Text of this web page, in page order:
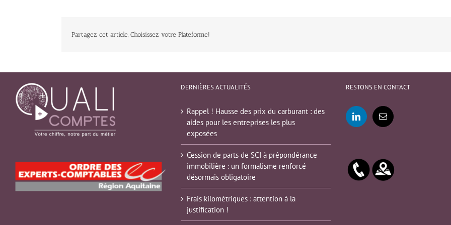
Partagez cet article, Choisissez votre Plateforme!
DERNIÈRES ACTUALITÉS
Rappel ! Hausse des prix du carburant : des
aides pour les entreprises les plus
exposées
Cession de parts de SCI à prépondérance
immobilière : un formalisme renforcé
désormais obligatoire
Frais kilométriques : attention à la
justification !
RESTONS EN CONTACT